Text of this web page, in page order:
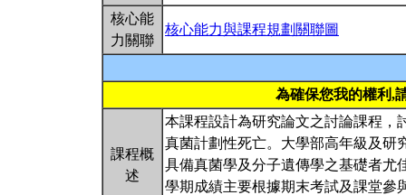
核心能
力關聯
核心能力與課程規劃關聯圖
為確保您我的權利,
課程概
述
本課程設計為研究論文之討論課程，
真菌計劃性死亡。大學部高年級及研
具備真菌學及分子遺傳學之基礎者尤
學期成績主要根據期末考試及課堂參